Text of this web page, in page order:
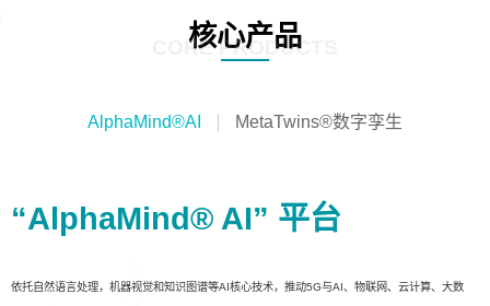
核心产品
CORE PRODUCTS
AlphaMind®AI MetaTwins®数字孪生
“AlphaMind® AI” 平台
依托自然语言处理，机器视觉和知识图谱等AI核心技术，推动5G与AI、物联网、云计算、大数